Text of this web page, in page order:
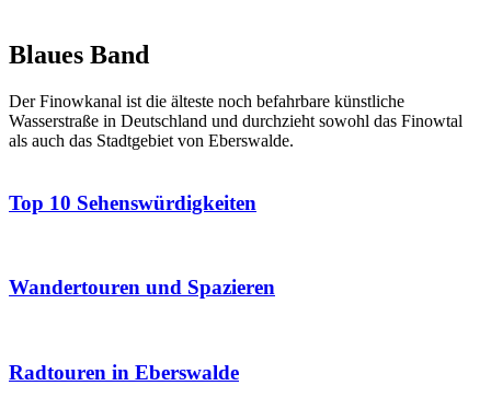
Blaues Band
Der Finowkanal ist die älteste noch befahrbare künstliche
Wasserstraße in Deutschland und durchzieht sowohl das Finowtal
als auch das Stadtgebiet von Eberswalde.
Top 10 Sehenswürdigkeiten
Wandertouren und Spazieren
Radtouren in Eberswalde